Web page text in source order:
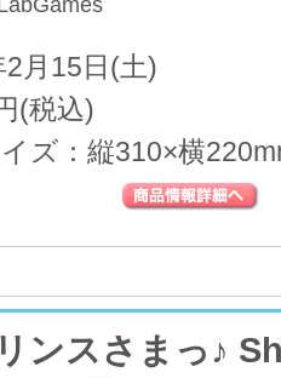
2月15日(土)
(税込)
ズ：縦310×横
ンスさまっ♪